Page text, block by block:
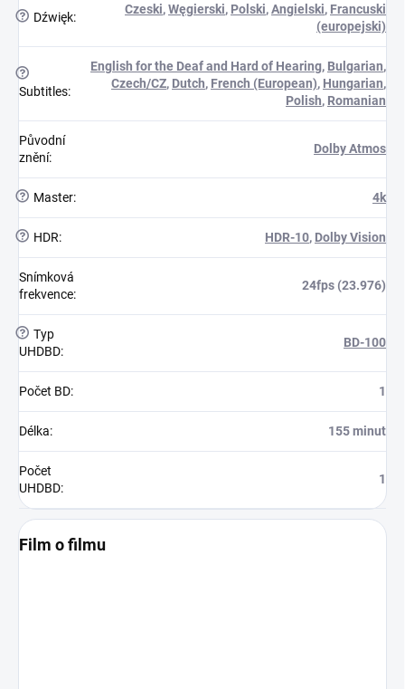
? Dźwięk:
Czeski,Węgierski, Polski,Angielski, Francuski
(europejski)
?
Subtitles:
English for the Deaf and Hard of Hearing, Bulgarian,
Czech/CZ, Dutch, French (European), Hungarian,
Polish, Romanian
Původní
znění:
Dolby Atmos
? Master: 4k
? HDR: HDR-10, Dolby Vision
Snímková
frekvence:
24fps (23.976)
? Typ
UHDBD:
BD-100
Počet BD: 1
Délka: 155 minut
Počet
UHDBD:
1
Film o filmu